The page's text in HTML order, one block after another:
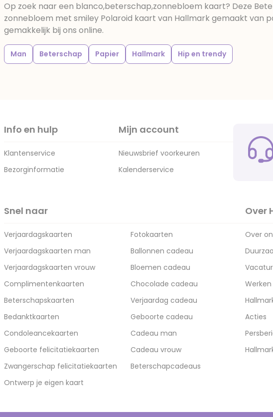
Op zoek naar een blanco,beterschap,zonnebloem kaart? Deze
zonnebloem met smiley Polaroid kaart van Hallmark gemaakt van
gemakkelijk bij ons online.
Man Beterschap Papier Hallmark Hip en trendy
Info en hulp
Klantenservice
Bezorginformatie
Mijn account
Nieuwsbrief voorkeuren
Kalenderservice
Snel naar
Verjaardagskaarten
Verjaardagskaarten man
Verjaardagskaarten vrouw
Complimentenkaarten
Beterschapskaarten
Bedanktkaarten
Condoleancekaarten
Geboorte felicitatiekaarten
Zwangerschap felicitatiekaarten
Ontwerp je eigen kaart
Fotokaarten
Ballonnen cadeau
Bloemen cadeau
Chocolade cadeau
Verjaardag cadeau
Geboorte cadeau
Cadeau man
Cadeau vrouw
Beterschapcadeaus
Over
Over
Acties